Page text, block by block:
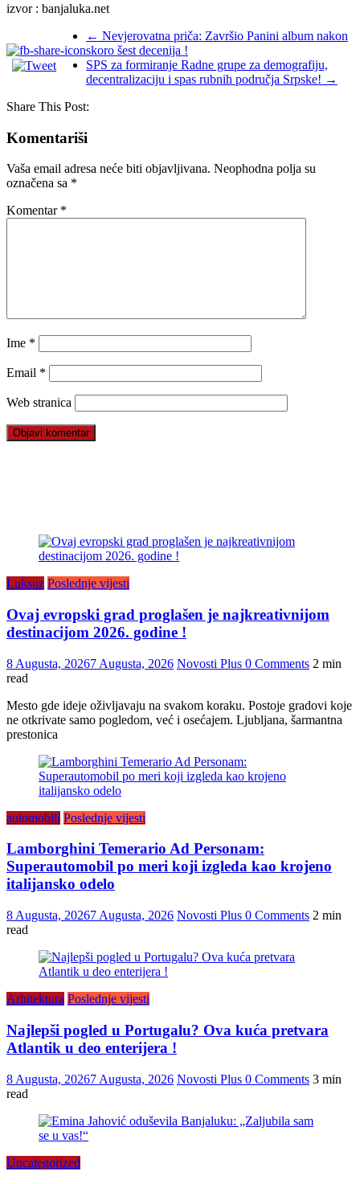
izvor : banjaluka.net
← Nevjerovatna priča: Završio Panini album nakon
skoro šest decenija !
SPS za formiranje Radne grupe za demografiju,
decentralizaciju i spas rubnih područja Srpske! →
Share This Post:
Komentariši
Vaša email adresa neće biti objavljivana. Neophodna polja su
označena sa *
Komentar *
Ime *
Email *
Web stranica
Luksuz Poslednje vijesti
Ovaj evropski grad proglašen je najkreativnijom
destinacijom 2026. godine !
8 Augusta, 20267 Augusta, 2026 Novosti Plus 0 Comments 2 min
read
Mesto gde ideje oživljavaju na svakom koraku. Postoje gradovi koje
ne otkrivate samo pogledom, već i osećajem. Ljubljana, šarmantna
prestonica
automobili Poslednje vijesti
Lamborghini Temerario Ad Personam:
Superautomobil po meri koji izgleda kao krojeno
italijansko odelo
8 Augusta, 20267 Augusta, 2026 Novosti Plus 0 Comments 2 min
read
Arhitektura Poslednje vijesti
Najlepši pogled u Portugalu? Ova kuća pretvara
Atlantik u deo enterijera !
8 Augusta, 20267 Augusta, 2026 Novosti Plus 0 Comments 3 min
read
Uncategorized